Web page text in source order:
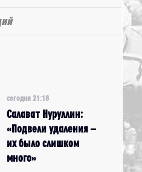
сегодня 21:18
Салават Нуруллин:
«Подвели удаления –
их было слишком
много»